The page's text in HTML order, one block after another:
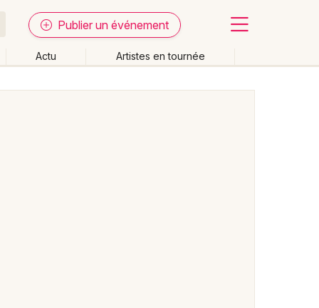
Publier un événement
Actu Artistes en tournée